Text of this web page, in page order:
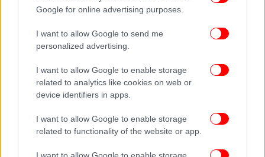
Google for online advertising purposes.
I want to allow Google to send me
personalized advertising.
I want to allow Google to enable storage
related to analytics like cookies on web or
device identifiers in apps.
I want to allow Google to enable storage
related to functionality of the website or app.
I want to allow Google to enable storage
τον τρόπο με τον οποίο αυτό αποθηκεύεται και κατ'
επέκταση τη ροή του νερού όταν λιώνει.
συστήματος της περιοχής. Η καθηγήτρια Κάρεν
Άντερσον προειδοποίησε ότι «οι διαδικασίες
μικρής κλίμακας ενδέχεται να έχουν επιπτώσεις σε
σημαντικές λεκάνες απορροής». Δηλαδή μπορεί μια
έκταση με θάμνους να μην φαίνεται τόσο